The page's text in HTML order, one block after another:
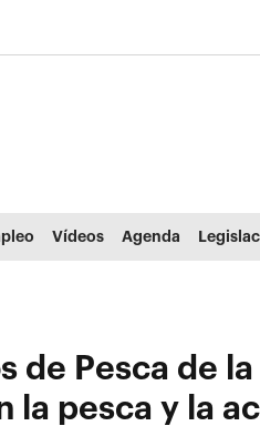
Vídeos Agenda
de Pesca de
la pesca y la